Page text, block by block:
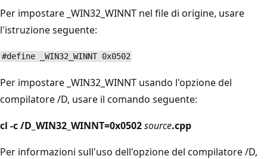
Per impostare _WIN32_WINNT nel file di origine, usare
l'istruzione seguente:
#define _WIN32_WINNT 0x0502
Per impostare _WIN32_WINNT usando l'opzione del
compilatore /D, usare il comando seguente:
cl -c /D_WIN32_WINNT=0x0502source.cpp
Per informazioni sull'uso dell'opzione del compilatore /D,